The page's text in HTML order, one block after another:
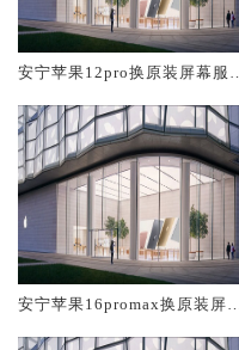
安宁苹果12pro换原装屏幕服务
安宁苹果16promax换原装屏幕